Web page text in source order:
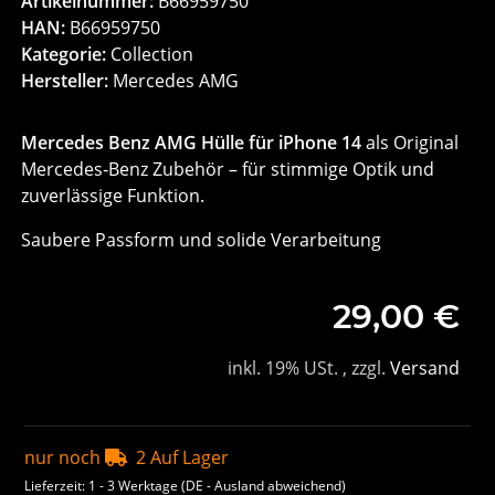
HAN: B66959750
Kategorie: Collection
Hersteller: Mercedes AMG
Mercedes Benz AMG Hülle für iPhone 14als Original
Mercedes‑Benz Zubehör – für stimmige Optik und
zuverlässige Funktion.
Saubere Passform und solide Verarbeitung
29,00 €
inkl. 19% USt. , zzgl. Versand
nur noch 2 Auf Lager
Lieferzeit: 1 - 3 Werktage(DE - Ausland abweichend)